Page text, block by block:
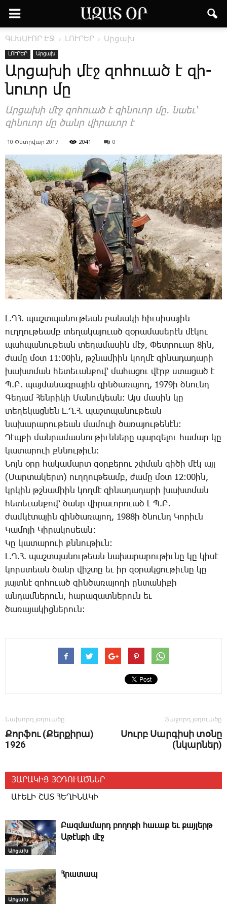
ԳԼԽԱՒՈՐ ԷՋ ԼՈՒՐԵՐ Արցախ
ԼՈՒՐԵՐ Արցախ
Ար­ցա­խի մէջ զո­հո­ւած է զի­
նո­ւոր մը
Ար­ցա­խի մէջ զո­հո­ւած է զի­նո­ւոր մը. նաեւ՝
զի­նո­ւոր մը ծանր վի­րա­ւոր է
10 Փետրվար 2017 2041 0
Լ.ՂՀ. պաշտ­պա­նու­թեան բա­նա­կի հիւ­սի­սա­յին
ուղ­ղու­թեամբ տե­ղա­կա­յո­ւած զօ­րա­մա­սե­րէն մէ­կու
պահ­պա­նու­թեան տե­ղա­մա­սին մէջ, ­Փետ­րո­ւար 8ին,
ժա­մը մօտ 11:00ին, թշնա­միին կող­մէ զի­նա­դա­դա­րի
խախտ­ման հե­տե­ւան­քով՝ մա­հա­ցու վէրք ստա­ցած է
Պ.Բ. պայ­մա­նագ­րա­յին զին­ծա­ռա­յող, 1979ի ծնունդ
­Գե­ղամ ­Հեն­րի­կի ­Մա­նու­կեան: Այս մա­սին կը
տե­ղե­կաց­նեն Լ.Ղ.Հ. պաշտ­պա­նու­թեան
նա­խա­րա­րու­թեան մա­մու­լի ծա­ռա­յու­թե­նէն:
­Դէպ­քի ման­րա­մաս­նու­թիւն­նե­րը պար­զե­լու հա­մար կը
կա­տա­րո­ւի քննու­թիւն:
­Նոյն օ­րը հա­կա­մարտ զօր­քե­րու շփման գի­ծի մէկ այլ
(­Մար­տա­կերտ) ուղ­ղու­թեամբ, ժա­մը մօտ 12:00ին,
կրկին թշնա­միին կող­մէ զի­նա­դա­դա­րի խախտ­ման
հե­տե­ւան­քով՝ ծանր վի­րա­ւո­րո­ւած է Պ.Բ.
ժամ­կէ­տա­յին զին­ծա­ռա­յող, 1988ի ծնունդ ­Կո­րիւն
­Կա­մո­յի ­Կի­րա­կո­սեան:
­Կը կա­տա­րո­ւի քննու­թիւն:
Լ.Ղ.Հ. պաշտ­պա­նու­թեան նա­խա­րա­րու­թիւ­նը կը կի­սէ
կորս­տեան ծանր վիշ­տը եւ իր զօ­րակ­ցու­թիւ­նը կը
յայտ­նէ զո­հո­ւած զին­ծա­ռա­յո­ղի ըն­տա­նի­քի
ան­դամ­նե­րուն, հա­րա­զատ­նե­րուն եւ
ծա­ռա­յա­կից­նե­րուն:
Նախորդ յօդուածը
Քորֆու (Քերքիրա)
1926
Յաջորդ յօդուածը
Սուրբ Սարգիսի տօնը
(նկարներ)
ՅԱՐԱԿԻՑ ՅՕԴՈՒԱԾՆԵՐ
ԱՒԵԼԻ ՇԱՏ ՀԵՂԻՆԱԿԻ
Արցախ
Բազմամարդ բողոքի հաւաք եւ քայլերթ
Աթէնքի մէջ
Արցախ
Հրատապ